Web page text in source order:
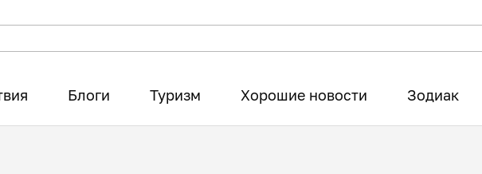
Блоги Туризм Хорошие новости Зодиак